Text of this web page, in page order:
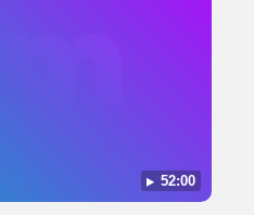
52:00